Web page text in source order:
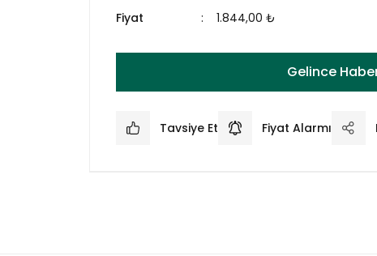
Fiyat 1.844,00 ₺
Gelince
Tavsiye Et Fiyat Alarmı